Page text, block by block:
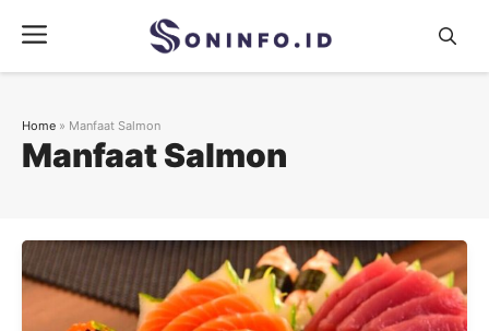
content
Menu
Manfaat Salmon
Home » Manfaat Salmon